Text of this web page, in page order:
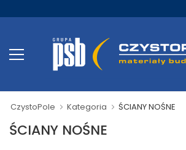
CzystoPole Kategoria ŚCIANY NOŚNE
ŚCIANY NOŚNE